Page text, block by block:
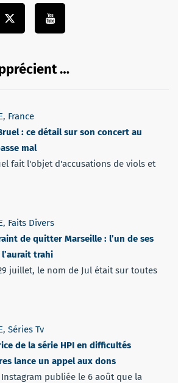
…
, France
: ce détail sur son concert au
mal
fait l'objet d'accusations de viols et
, Faits Divers
de quitter Marseille : l’un de ses
trahi
juillet, le nom de Jul était sur toutes
, Séries Tv
de la série HPI en difficultés
lance un appel aux dons
Instagram publiée le 6 août que la